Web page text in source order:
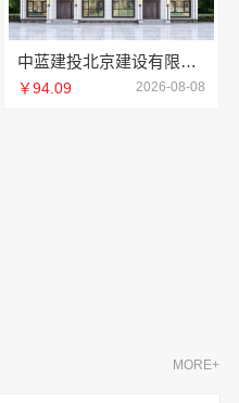
中蓝建投北京建设有限公司四川全包重钢别墅
￥94.09 2026-08-08
MORE+